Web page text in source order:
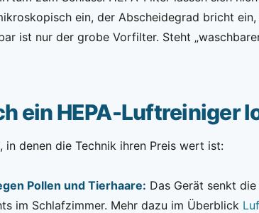
ein, der Abscheidegrad bricht
ist nur der grobe Vorfilter. Steht
ein HEPA-Luftreiniger
in denen die Technik ihren Preis wert ist:
Pollen und Tierhaare: Das Gerät senkt
im Schlafzimmer. Mehr dazu im Überblick